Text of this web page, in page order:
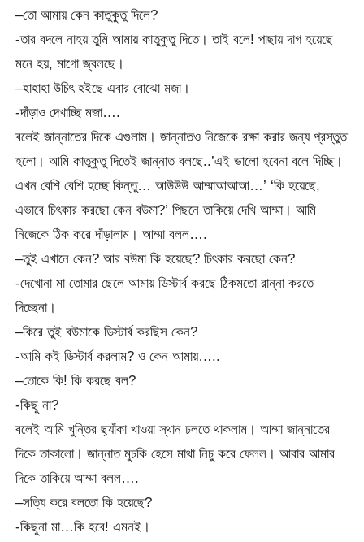
–তো আমায় কেন কাতুকুতু দিলে?
-তার বদলে নাহয় তুমি আমায় কাতুকুতু দিতে। তাই বলে! পাছায় দাগ হয়েছে
মনে হয়, মাগো জ্বলছে।
–হাহাহা উচিৎ হইছে এবার বোঝো মজা।
-দাঁড়াও দেখাচ্ছি মজা….
বলেই জান্নাতের দিকে এগুলাম। জান্নাতও নিজেকে রক্ষা করার জন্য প্রস্তুত
হলো। আমি কাতুকুতু দিতেই জান্নাত বলছে..’এই ভালো হবেনা বলে দিচ্ছি।
এখন বেশি বেশি হচ্ছে কিন্তু… আউউউ আম্মাআআআ…’ ‘কি হয়েছে,
এভাবে চিৎকার করছো কেন বউমা?’ পিছনে তাকিয়ে দেখি আম্মা। আমি
নিজেকে ঠিক করে দাঁড়ালাম। আম্মা বলল….
–তুই এখানে কেন? আর বউমা কি হয়েছে? চিৎকার করছো কেন?
-দেখোনা মা তোমার ছেলে আমায় ডিস্টার্ব করছে ঠিকমতো রান্না করতে
দিচ্ছেনা।
–কিরে তুই বউমাকে ডিস্টার্ব করছিস কেন?
-আমি কই ডিস্টার্ব করলাম? ও কেন আমায়…..
–তোকে কি! কি করছে বল?
-কিছু না?
বলেই আমি খুন্তির ছ্যাঁকা খাওয়া স্থান ঢলতে থাকলাম। আম্মা জান্নাতের
দিকে তাকালো। জান্নাত মুচকি হেসে মাথা নিচু করে ফেলল। আবার আমার
দিকে তাকিয়ে আম্মা বলল….
–সত্যি করে বলতো কি হয়েছে?
-কিছুনা মা…কি হবে! এমনই।